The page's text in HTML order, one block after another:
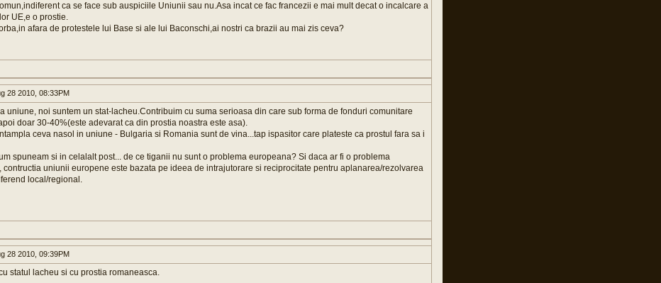
ca se face sub auspiciile Uniunii sau nu.Asa incat ce fac francezii e mai mult decat o incalcare a
UE,e o prostie.
afara de protestele lui Base si ale lui Baconschi,ai nostri ca brazii au mai zis ceva?
28 2010, 08:33PM
uniune, noi suntem un stat-lacheu.Contribuim cu suma serioasa din care sub forma de fonduri comunitare
doar 30-40%(este adevarat ca din prostia noastra este asa).
ceva nasol in uniune - Bulgaria si Romania sunt de vina...tap ispasitor care plateste ca prostul fara sa i
spuneam si in celalalt post... de ce tiganii nu sunt o problema europeana? Si daca ar fi o problema
contructia uniunii europene este bazata pe ideea de intrajutorare si reciprocitate pentru aplanarea/rezolvarea
local/regional.
28 2010, 09:39PM
statul lacheu si cu prostia romaneasca.